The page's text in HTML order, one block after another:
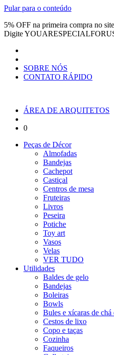
Pular para o conteúdo
5% OFF na primeira compra no
Digite
SOBRE NÓS
CONTATO RÁPIDO
ÁREA DE ARQUITETOS
0
Peças de Décor
Almofadas
Bandejas
Cachepot
Castiçal
Centros de mesa
Fruteiras
Livros
Peseira
Potiche
Toy art
Vasos
Velas
VER TUDO
Utilidades
Baldes de gelo
Bandejas
Boleiras
Bowls
Bules e xícaras de chá
Cestos de lixo
Copo e taças
Cozinha
Faqueiros